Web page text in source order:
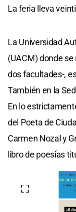
La feria lleva
La Universidad
(UACM) donde
dos facultades-,
También en la
En lo
del Poeta de
Carmen Nozal y
libro de poesías